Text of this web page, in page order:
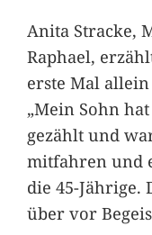
Anita Stracke,
Raphael,
erste Mal
„Mein Sohn
gezählt und
mitfahren und
die 45-Jährige.
über vor